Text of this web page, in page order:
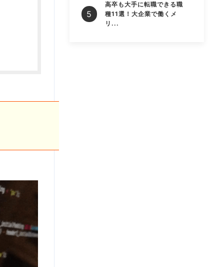
高卒も大手に転職できる職
種11選！大企業で働くメ
リ...